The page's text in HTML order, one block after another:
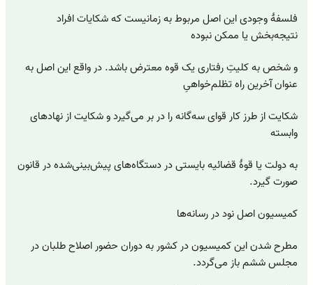
فلسفهٔ وجودی این اصل مربوط به زمانیست که شکایات افراد
نتیجه‌بخش یا ممکن نبوده
و شخص به کلیتِ رفتاری یک قوه معترض باشد. در واقع این اصل به
عنوان آخرین راه تظلم‌خواهیِ
شکایت از طرز کار قوای سه‌گانه را در بر می‌گیرد و شکایت از نهادهای
وابسته
به دولت یا قوهٔ قضائیه بایستی در دستگاه‌های پیش‌بینی‌شده در قانون
صورت گیرد.
کمیسیون اصل نود در رسانه‌ها
مطرح شدن این کمیسیون در کشور به دوران حضور اصلاح طلبان در
مجلس ششم باز می‌گردد.